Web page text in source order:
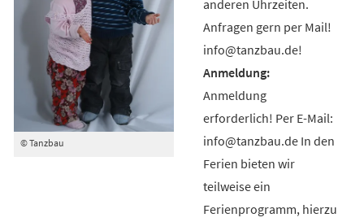
© Tanzbau
anderen Uhrzeiten.
Anfragen gern per Mail!
info@tanzbau.de!
Anmeldung
erforderlich! Per E-Mail:
info@tanzbau.de In den
Ferien bieten wir
teilweise ein
Ferienprogramm, hierzu